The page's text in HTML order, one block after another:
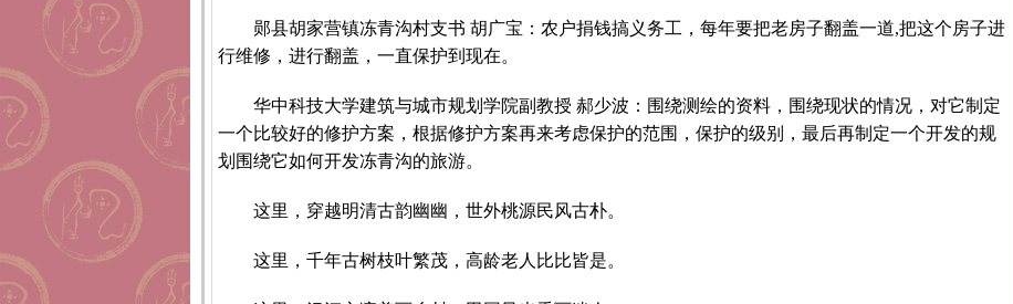
郧县胡家营镇冻青沟村支书 胡广宝：农户捐钱搞义务工，每年要把老房子翻盖一道,把这个房子进
行维修，进行翻盖，一直保护到现在。
华中科技大学建筑与城市规划学院副教授 郝少波：围绕测绘的资料，围绕现状的情况，对它制定
一个比较好的修护方案，根据修护方案再来考虑保护的范围，保护的级别，最后再制定一个开发的规
划围绕它如何开发冻青沟的旅游。
这里，穿越明清古韵幽幽，世外桃源民风古朴。
这里，千年古树枝叶繁茂，高龄老人比比皆是。